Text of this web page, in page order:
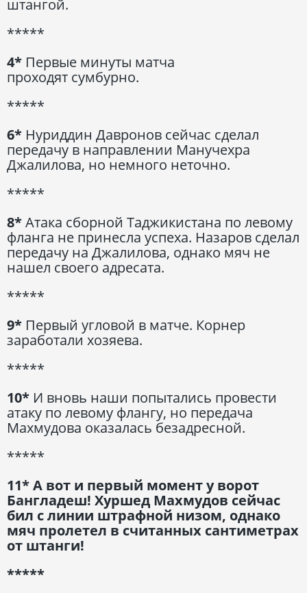
штангой.
*****
4* Первые минуты матча
проходят сумбурно.
*****
6* Нуриддин Давронов сейчас сделал
передачу в направлении Манучехра
Джалилова, но немного неточно.
*****
8*Атака сборной Таджикистана по левому
фланга не принесла успеха. Назаров сделал
передачу на Джалилова, однако мяч не
нашел своего адресата.
*****
9* Первый угловой в матче. Корнер
заработали хозяева.
*****
10* И вновь наши попытались провести
атаку по левому флангу, но передача
Махмудова оказалась безадресной.
*****
11* А вот и первый момент у ворот
Бангладеш! Хуршед Махмудов сейчас
бил с линии штрафной низом, однако
мяч пролетел в считанных сантиметрах
от штанги!
*****